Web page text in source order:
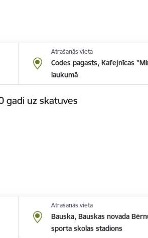
Atrašanās vieta
Codes pagasts, Kafejnīcas
laukumā
gadi uz skatuves
Atrašanās vieta
Bauska, Bauskas novada
sporta skolas stadions